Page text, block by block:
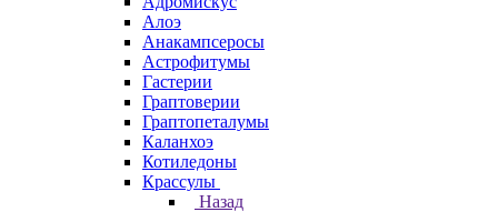
Алоэ
Анакампсеросы
Астрофитумы
Гастерии
Граптоверии
Граптопеталумы
Каланхоэ
Котиледоны
Крассулы
Назад